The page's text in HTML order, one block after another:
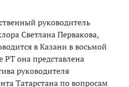
руководитель
Светлана Первакова,
в Казани в восьмой
РТ она представлена
руководителя
Татарстана по вопросам